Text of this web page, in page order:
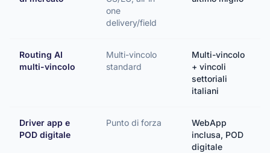
one
delivery/field
Routing AI
multi-vincolo
Multi-vincolo
standard
Multi-vincolo
+ vincoli
settoriali
italiani
Driver app e
POD digitale
Punto di forza
WebApp
inclusa, POD
digitale